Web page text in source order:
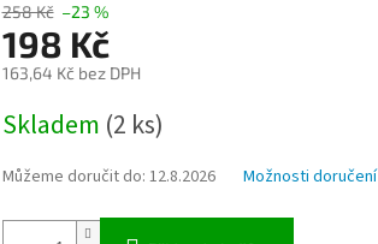
258 Kč –23 %
198 Kč
163,64 Kč bez DPH
cena:
Skladem (2 ks)
Můžeme doručit do: 12.8.2026 Možnosti doručení